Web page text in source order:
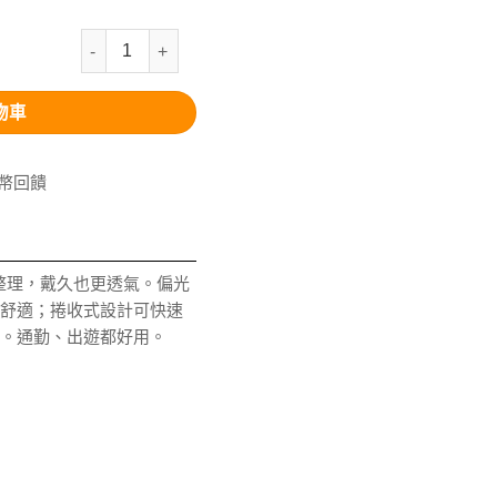
抗UV-Suptex清涼偏光遮陽捲收美容面罩 數量
車
回饋
，戴久也更透氣。偏光
適；捲收式設計可快速
通勤、出遊都好用。